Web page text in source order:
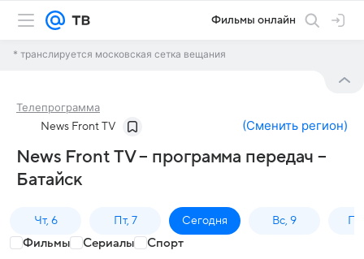
Фильмы онлайн
* транслируется московская сетка вещания
Телепрограмма
News Front TV (Сменить регион)
News Front TV – программа передач –
Батайск
Чт, 6 Пт, 7 Сегодня Вс, 9
Фильмы Сериалы Спорт